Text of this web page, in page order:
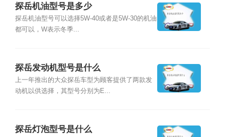
探岳机油型号是多少
探岳机油型号可以选择5W-40或者是5W-30的机油
都可以，W表示冬季...
探岳发动机型号是什么
上一年推出的大众探岳车型为顾客提供了两款发
动机以供选择，其型号分别为E...
探岳灯泡型号是什么